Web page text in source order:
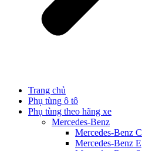
Trang chủ
Phụ tùng ô tô
Phụ tùng theo hãng xe
Mercedes-Benz
Mercedes-Benz C
Mercedes-Benz E